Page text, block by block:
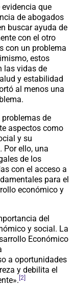
que
de abogados
buscar ayuda de
con el otro
con un problema
estos
las vidas de
y estabilidad
al menos una
de
aspectos como
y su
Por ello, una
de los
con el acceso a
para el
económico y
del
y social. La
Económico
a oportunidades
y debilita el
[2]